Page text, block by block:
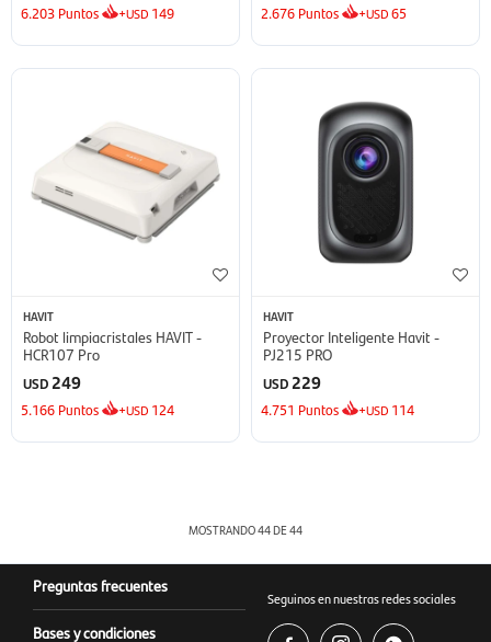
6.203 Puntos +USD 149 2.676 Puntos +USD65
HAVIT
Robot limpiacristales HAVIT -
HCR107 Pro
USD 249
5.166 Puntos +USD 124
HAVIT
Proyector Inteligente Havit -
PJ215 PRO
USD 229
4.751 Puntos +USD 114
MOSTRANDO44DE44
Preguntas frecuentes
Bases y condiciones
Seguinos en nuestras redes sociales